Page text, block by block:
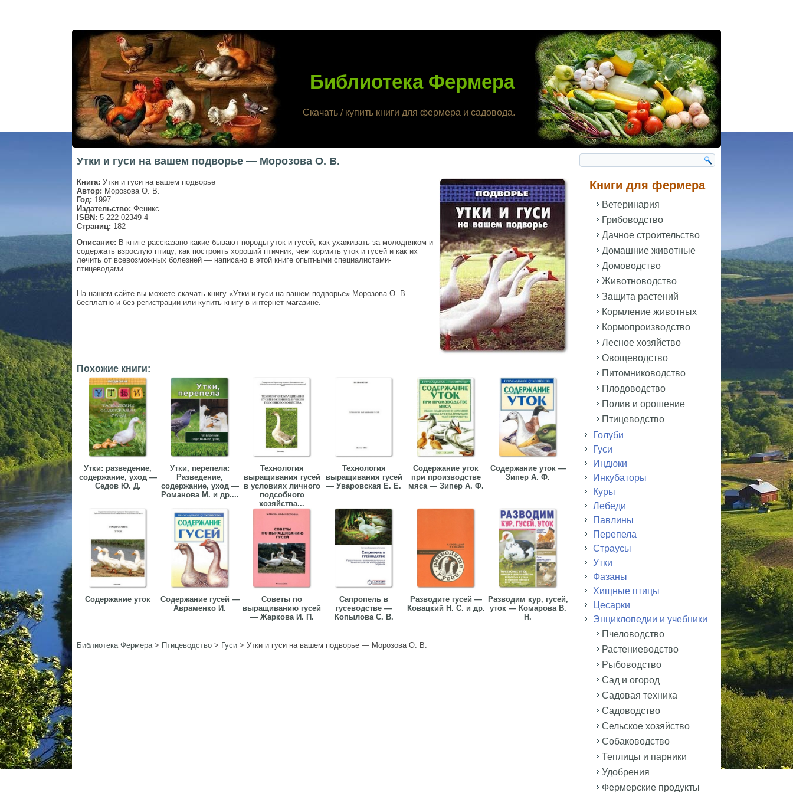
Библиотека Фермера
Скачать / купить книги для фермера и садовода.
Утки и гуси на вашем подворье — Морозова О. В.
Книга: Утки и гуси на вашем подворье
Автор: Морозова О. В.
Год: 1997
Издательство: Феникс
ISBN: 5-222-02349-4
Страниц: 182
Описание: В книге рассказано какие бывают породы уток и гусей, как ухаживать за молодняком и
содержать взрослую птицу, как построить хороший птичник, чем кормить уток и гусей и как их
лечить от всевозможных болезней — написано в этой книге опытными специалистами-
птицеводами.
На нашем сайте вы можете скачать книгу «Утки и гуси на вашем подворье» Морозова О. В.
бесплатно и без регистрации или купить книгу в интернет-магазине.
Похожие книги:
Утки: разведение,
содержание, уход —
Седов Ю. Д.
Утки, перепела:
Разведение,
содержание, уход —
Романова М. и др....
Технология
выращивания гусей
в условиях личного
подсобного
хозяйства...
Технология
выращивания гусей
— Уваровская Е. Е.
Содержание уток
при производстве
мяса — Зипер А. Ф.
Содержание уток —
Зипер А. Ф.
Содержание уток
Содержание гусей —
Авраменко И.
Советы по
выращиванию гусей
— Жаркова И. П.
Сапропель в
гусеводстве —
Копылова С. В.
Разводите гусей —
Ковацкий Н. С. и др.
Разводим кур, гусей,
уток — Комарова В.
Н.
Библиотека Фермера> Птицеводство > Гуси > Утки и гуси на вашем подворье — Морозова О. В.
Книги для фермера
Ветеринария
Грибоводство
Дачное строительство
Домашние животные
Домоводство
Животноводство
Защита растений
Кормление животных
Кормопроизводство
Лесное хозяйство
Овощеводство
Питомниководство
Плодоводство
Полив и орошение
Птицеводство
Голуби
Гуси
Индюки
Инкубаторы
Куры
Лебеди
Павлины
Перепела
Страусы
Утки
Фазаны
Хищные птицы
Цесарки
Энциклопедии и учебники
Пчеловодство
Растениеводство
Рыбоводство
Сад и огород
Садовая техника
Садоводство
Сельское хозяйство
Собаководство
Теплицы и парники
Удобрения
Фермерские продукты